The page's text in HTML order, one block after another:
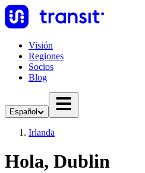
Visión
Regiones
Socios
Blog
Español
Irlanda
Hola, Dublin